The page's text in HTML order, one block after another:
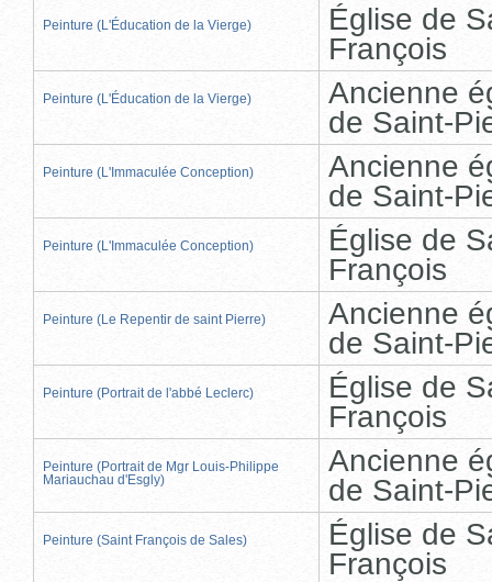
Peinture (L'Éducation de la Vierge)
Église de
François
Peinture (L'Éducation de la Vierge)
Ancienne
de Saint-
Peinture (L'Immaculée Conception)
Ancienne
de Saint-
Peinture (L'Immaculée Conception)
Église de
François
Peinture (Le Repentir de saint Pierre)
Ancienne
de Saint-
Peinture (Portrait de l'abbé Leclerc)
Église de
François
Peinture (Portrait de Mgr Louis-Philippe
Mariauchau d'Esgly)
Ancienne
de Saint-
Peinture (Saint François de Sales)
Église de
François